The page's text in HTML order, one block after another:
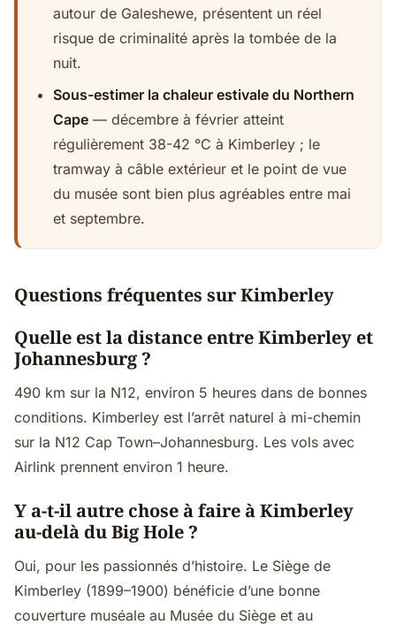
autour de Galeshewe, présentent un réel
risque de criminalité après la tombée de la
nuit.
Sous-estimer la chaleur estivale du Northern
Cape — décembre à février atteint
régulièrement 38-42 °C à Kimberley ; le
tramway à câble extérieur et le point de vue
du musée sont bien plus agréables entre mai
et septembre.
Questions fréquentes sur Kimberley
Quelle est la distance entre Kimberley et
Johannesburg ?
490 km sur la N12, environ 5 heures dans de bonnes
conditions. Kimberley est l’arrêt naturel à mi-chemin
sur la N12 Cap Town–Johannesburg. Les vols avec
Airlink prennent environ 1 heure.
Y a-t-il autre chose à faire à Kimberley
au-delà du Big Hole ?
Oui, pour les passionnés d’histoire. Le Siège de
Kimberley (1899–1900) bénéficie d’une bonne
couverture muséale au Musée du Siège et au